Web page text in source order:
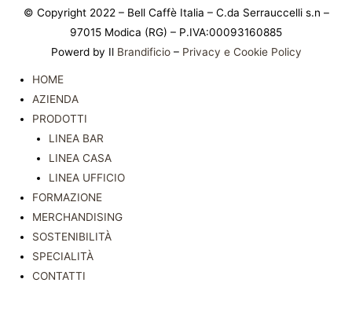
© Copyright 2022 – Bell Caffè Italia – C.da Serrauccelli s.n –
97015 Modica (RG) – P.IVA:00093160885
Powerd by Il Brandificio– Privacy e Cookie Policy
HOME
AZIENDA
PRODOTTI
LINEA BAR
LINEA CASA
LINEA UFFICIO
FORMAZIONE
MERCHANDISING
SOSTENIBILITÀ
SPECIALITÀ
CONTATTI